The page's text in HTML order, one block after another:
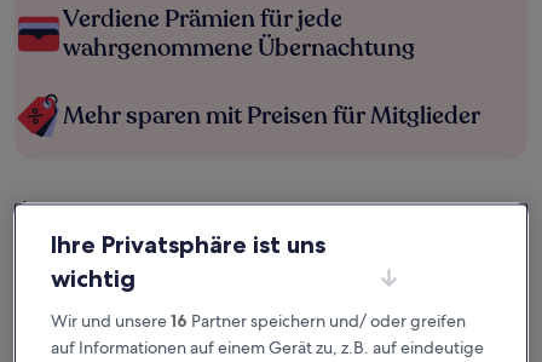
Verdiene Prämien für jede
wahrgenommene Übernachtung
Mehr sparen mit Preisen für Mitglieder
Überprüfe die Preise für diese Daten
Heute
6. Aug. - 7. Aug.
7. Aug. - 8. Aug.
Dieses Wochenende
7. Aug. - 9. Aug.
Nächstes Wochenende
14. Aug. - 16. Aug.
Ihre Privatsphäre ist uns
wichtig
Wir und unsere16 Partner speichern und/ oder greifen
auf Informationen auf einem Gerät zu, z.B. auf eindeutige